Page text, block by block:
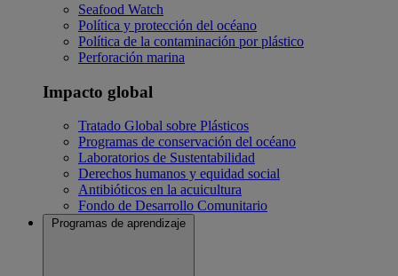
Seafood Watch
Política y protección del océano
Política de la contaminación por plástico
Perforación marina
Impacto global
Tratado Global sobre Plásticos
Programas de conservación del océano
Laboratorios de Sustentabilidad
Derechos humanos y equidad social
Antibióticos en la acuicultura
Fondo de Desarrollo Comunitario
Programas de aprendizaje